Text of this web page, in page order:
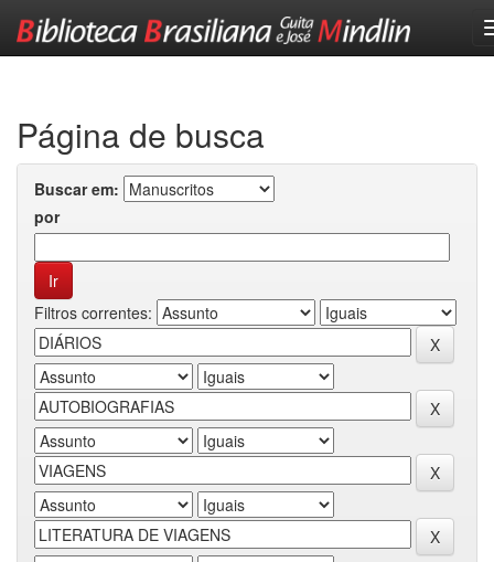
Página de busca
Buscar em:
por
Filtros correntes: